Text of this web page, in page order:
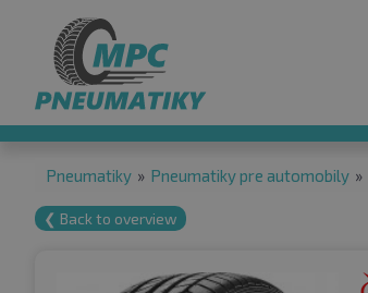
Pneumatiky » Pneumatiky pre automobily »
❮ Back to overview